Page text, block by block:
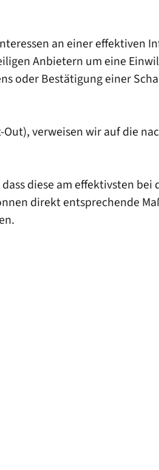
an einer effektiven
Anbietern um eine
oder Bestätigung einer
verweisen wir auf die
diese am effektivsten bei
direkt entsprechende